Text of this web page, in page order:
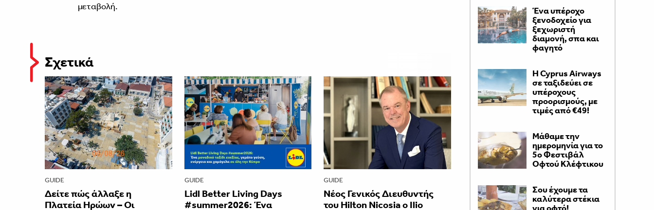
μεταβολή.
Σχετικά
GUIDE
Δείτε πώς άλλαξε η
Πλατεία Ηρώων – Οι
GUIDE
Lidl Better Living Days
#summer2026: Ένα
GUIDE
Νέος Γενικός Διευθυντής
του Hilton Nicosia ο Ilio
Ένα υπέροχο
ξενοδοχείο για
ξεχωριστή
διαμονή, σπα και
φαγητό
H Cyprus Airways
σε ταξιδεύει σε
υπέροχους
προορισμούς, με
τιμές από €49!
Μάθαμε την
ημερομηνία για το
5ο Φεστιβάλ
Οφτού Κλέφτικου
Σου έχουμε τα
καλύτερα στέκια